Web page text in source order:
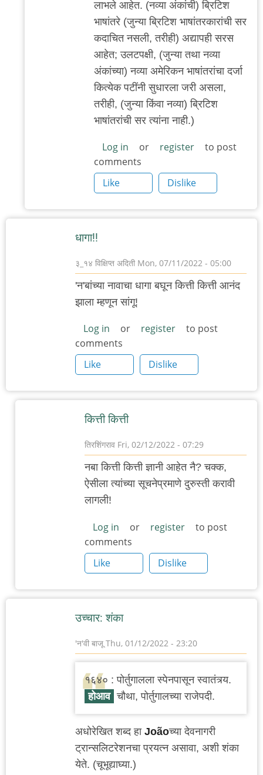
लाभले आहेत. (नव्या अंकांची) ब्रिटिश
भाषांतरे (जुन्या ब्रिटिश भाषांतरकारांची सर
कदाचित नसली, तरीही) अद्यापही सरस
आहेत; उलटपक्षी, (जुन्या तथा नव्या
अंकांच्या) नव्या अमेरिकन भाषांतरांचा दर्जा
कित्येक पटींनी सुधारला जरी असला,
तरीही, (जुन्या किंवा नव्या) ब्रिटिश
भाषांतरांची सर त्यांना नाही.)
Log in or register
to post
comments
Like
Dislike
धागा!!
३_१४ विक्षिप्त अदिती Mon, 07/11/2022 - 05:00
'न'बांच्या नावाचा धागा बघून कित्ती कित्ती आनंद
झाला म्हणून सांगू!
Log in or register
to post
comments
Like
Dislike
कित्ती कित्ती
तिरशिंगराव Fri, 02/12/2022 - 07:29
reply
to
by
३_१४
विक्षिप्त
अदिती
नबा कित्ती कित्ती ज्ञानी आहेत नै? चक्क,
ऐसीला त्यांच्या सूचनेप्रमाणे दुरुस्ती करावी
लागली!
Log in or register
to post
comments
Like
Dislike
उच्चार: शंका
'न'वी बाजू Thu, 01/12/2022 - 23:20
१६४० : पोर्तुगालला स्पेनपासून स्वातंत्र्य.
होआव चौथा, पोर्तुगालच्या राजेपदी.
अधोरेखित शब्द हा Joãoच्या देवनागरी
ट्रान्सलिटरेशनचा प्रयत्न असावा, अशी शंका
येते. (चूभूद्याघ्या.)